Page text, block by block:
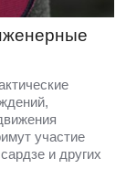
участие
и других